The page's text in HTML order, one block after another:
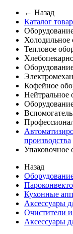
← Назад
Каталог
Холодильное
Тепловое
Кофейное
Нейтральное
производства
Упаковочное
Назад
Кухонные
Аксессуары
Очистители и
Аксессуары